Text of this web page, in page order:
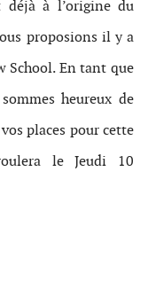
déjà à l’origine du
proposions il y a
School. En tant que
heureux de
places pour cette
le Jeudi 10